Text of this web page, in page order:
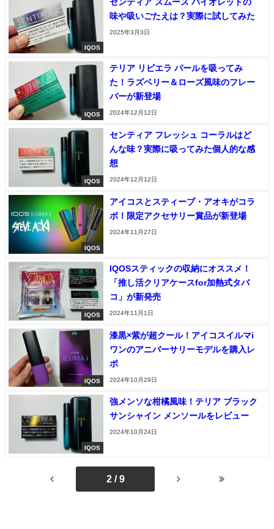
IQOS
味や吸いごたえは？実際に試してみた
2025年3月3日
IQOS
テリア リビエラ パールを吸ってみ
た！ラズベリー＆ローズ風味のフレー
バーが新登場
2024年12月12日
IQOS
センティア フレッシュ コーラルはど
んな味？実際に吸ってみた個人的な感
想
2024年12月12日
IQOS
アイコスとスティーブ・アオキがコラ
ボ！限定アクセサリー賞品が新登場
2024年11月27日
IQOS
IQOSスティックの収納にオススメ！
「推し活クリアケースfor加熱式タバ
コ」が新発売
2024年11月1日
IQOS
漆黒×紫が超クール！アイコスイルマi
ワンのアニバーサリーモデルを購入レ
ポ
2024年10月29日
IQOS
強メンソな柑橘風味！テリア ブラック
サンシャイン メンソールをレビュー
2024年10月24日
2 / 9